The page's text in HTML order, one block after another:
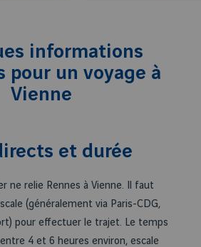
informations
pour un voyage à
Vienne
et durée
ne relie Rennes à Vienne. Il faut
(généralement via Paris-CDG,
pour effectuer le trajet. Le temps
4 et 6 heures environ, escale